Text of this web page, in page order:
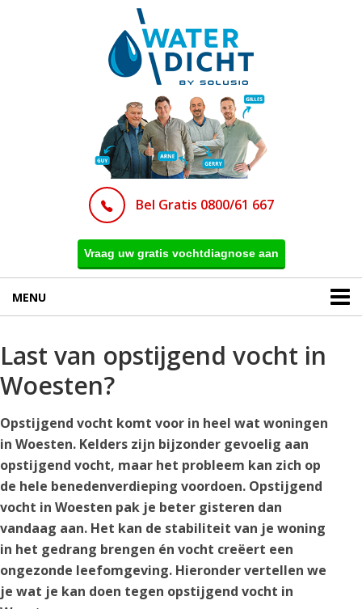
Bel Gratis 0800/61 667
Vraag uw gratis vochtdiagnose aan
MENU
Last van opstijgend vocht in
Woesten?
Opstijgend vocht komt voor in heel wat woningen
in Woesten. Kelders zijn bijzonder gevoelig aan
opstijgend vocht, maar het probleem kan zich op
de hele benedenverdieping voordoen. Opstijgend
vocht in Woesten pak je beter gisteren dan
vandaag aan. Het kan de stabiliteit van je woning
in het gedrang brengen én vocht creëert een
ongezonde leefomgeving. Hieronder vertellen we
je wat je kan doen tegen opstijgend vocht in